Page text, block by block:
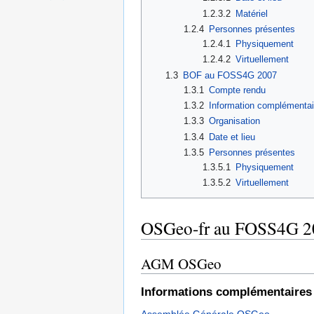
1.2.3.2 Matériel
1.2.4 Personnes présentes
1.2.4.1
Physiquement
1.2.4.2 Virtuellement
1.3 BOF au FOSS4G 2007
1.3.1
Compte rendu
1.3.2
Information
1.3.3 Organisation
1.3.4 Date et lieu
1.3.5 Personnes présentes
1.3.5.1
Physiquement
1.3.5.2 Virtuellement
OSGeo-fr au FOSS4G
AGM OSGeo
Informations complémentaires